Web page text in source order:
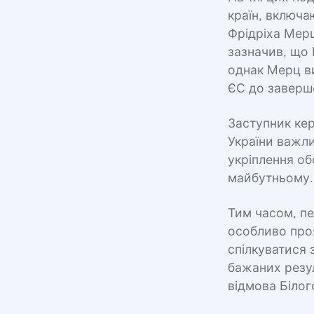
країн,
Фрідріха
зазначив, що
однак Мерц
ЄС до
Заступник
України
укріплення
майбутньому.
Тим часом,
особливо
бажаних
відмова